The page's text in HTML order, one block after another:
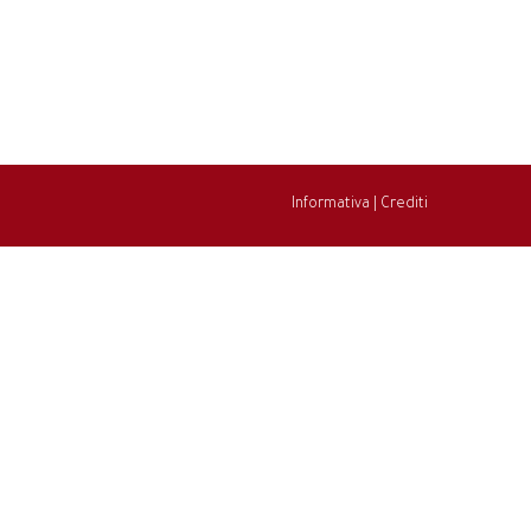
Informativa Crediti